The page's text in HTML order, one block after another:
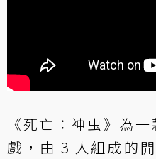
《死亡：神虫》為
戲，由 3 人組成的